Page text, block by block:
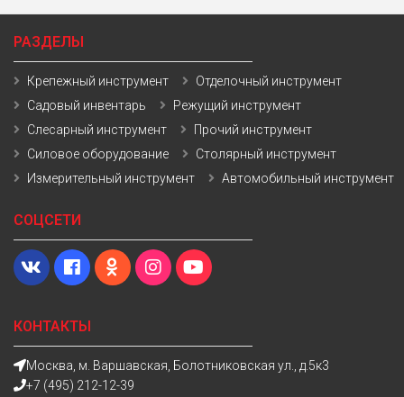
КОНТАКТЫ
Москва, м. Варшавская, Болотниковская ул., д.5к3
+7 (495) 212-12-39
РАЗДЕЛЫ
Крепежный инструмент
Отделочный инструмент
Садовый инвентарь
Режущий инструмент
Слесарный инструмент
Прочий инструмент
Силовое оборудование
Столярный инструмент
Измерительный инструмент
Автомобильный инструмент
СОЦСЕТИ